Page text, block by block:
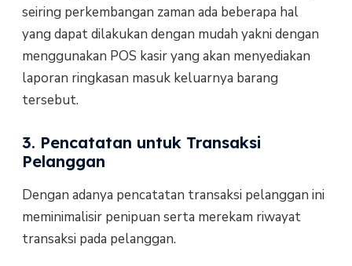
seiring perkembangan zaman ada beberapa hal
yang dapat dilakukan dengan mudah yakni dengan
menggunakan POS kasir yang akan menyediakan
laporan ringkasan masuk keluarnya barang
tersebut.
3. Pencatatan untuk Transaksi
Pelanggan
Dengan adanya pencatatan transaksi pelanggan ini
meminimalisir penipuan serta merekam riwayat
transaksi pada pelanggan.